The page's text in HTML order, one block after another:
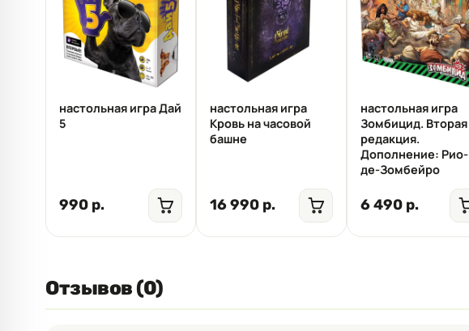
настольная игра Дай
5
990 р.
настольная игра
Кровь на часовой
башне
16 990 р.
настольная игра
Зомбицид. Вторая
редакция.
Дополнение: Рио-
де-Зомбейро
6 490 р.
Отзывов (0)